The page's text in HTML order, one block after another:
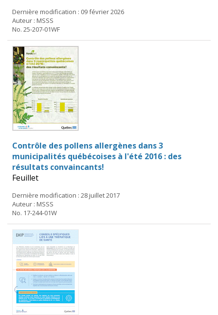
Dernière modification : 09 février 2026
Auteur : MSSS
No. 25-207-01WF
Contrôle des pollens allergènes dans 3
municipalités québécoises à l'été 2016 : des
résultats convaincants!
Feuillet
Dernière modification : 28 juillet 2017
Auteur : MSSS
No. 17-244-01W